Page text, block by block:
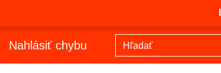
Nahlásiť chybu